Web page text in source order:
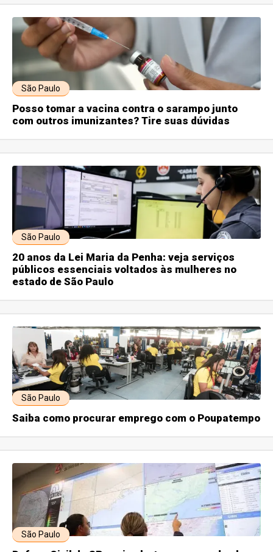
São Paulo
Posso tomar a vacina contra o sarampo junto
com outros imunizantes? Tire suas dúvidas
São Paulo
20 anos da Lei Maria da Penha: veja serviços
públicos essenciais voltados às mulheres no
estado de São Paulo
São Paulo
Saiba como procurar emprego com o Poupatempo
São Paulo